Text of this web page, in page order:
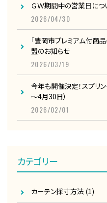
ＧＷ期間中の営業日につ
2026/04/30
「豊岡市プレミアム付商
盟のお知らせ
2026/03/19
今年も開催決定！スプリ
～4月30日）
2026/02/01
カテゴリー
カーテン採寸方法 (1)